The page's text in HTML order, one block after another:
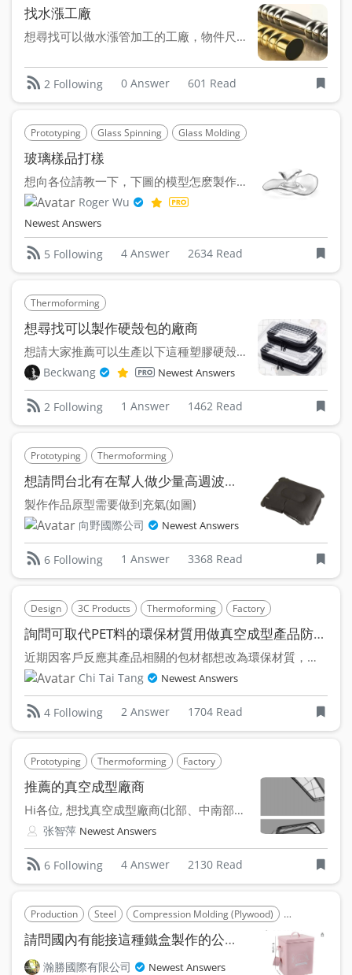
找水漲工廠
想尋找可以做水漲管加工的工廠，物件尺寸大約是Ø13 x 1...
2 Following 0 Answer 601 Read
Prototyping Glass Spinning Glass Molding
玻璃樣品打樣
想向各位請教一下，下圖的模型怎麽製作會比較好呢？ 目前已...
Roger Wu
Newest Answers
5 Following 4 Answer 2634 Read
Thermoforming
想尋找可以製作硬殼包的廠商
想請大家推薦可以生產以下這種塑膠硬殼包的廠商 不侷限一定...
Beckwang Newest Answers
2 Following 1 Answer 1462 Read
Prototyping Thermoforming
想請問台北有在幫人做少量高週波熱膠合的廠商或模型廠嗎?
製作作品原型需要做到充氣(如圖)
向野國際公司 Newest Answers
6 Following 1 Answer 3368 Read
Design 3C Products Thermoforming Factory
詢問可取代PET料的環保材質用做真空成型產品防塵蓋
近期因客戶反應其產品相關的包材都想改為環保材質，其中也包括...
Chi Tai Tang Newest Answers
4 Following 2 Answer 1704 Read
Prototyping Thermoforming Factory
推薦的真空成型廠商
Hi各位, 想找真空成型廠商(北部、中南部皆可），是否有...
张智萍 Newest Answers
6 Following 4 Answer 2130 Read
Production Steel Compression Molding (Plywood) Hydrostatic
請問國內有能接這種鐵盒製作的公司或工廠嗎？
瀚勝國際有限公司 Newest Answers